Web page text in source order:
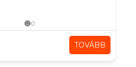
0
TOVÁBB